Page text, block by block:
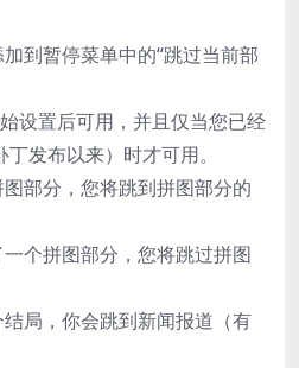
到暂停菜单中的“跳过当前部
设置后可用，并且仅当您已经
发布以来）时才可用。
部分，您将跳到拼图部分的
个拼图部分，您将跳过拼图
局，你会跳到新闻报道（有